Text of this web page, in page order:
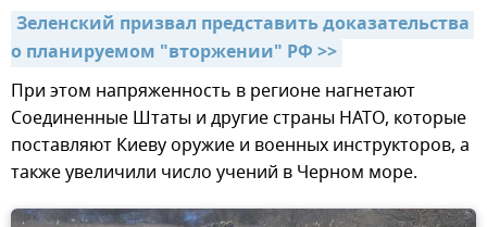
Зеленский призвал представить доказательства
о планируемом "вторжении" РФ >>
При этом напряженность в регионе нагнетают
Соединенные Штаты и другие страны НАТО, которые
поставляют Киеву оружие и военных инструкторов, а
также увеличили число учений в Черном море.